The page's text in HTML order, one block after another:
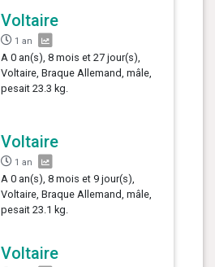
Voltaire
1 an
A 0 an(s), 8 mois et 27 jour(s),
Voltaire, Braque Allemand, mâle,
pesait 23.3 kg.
Voltaire
1 an
A 0 an(s), 8 mois et 9 jour(s),
Voltaire, Braque Allemand, mâle,
pesait 23.1 kg.
Voltaire